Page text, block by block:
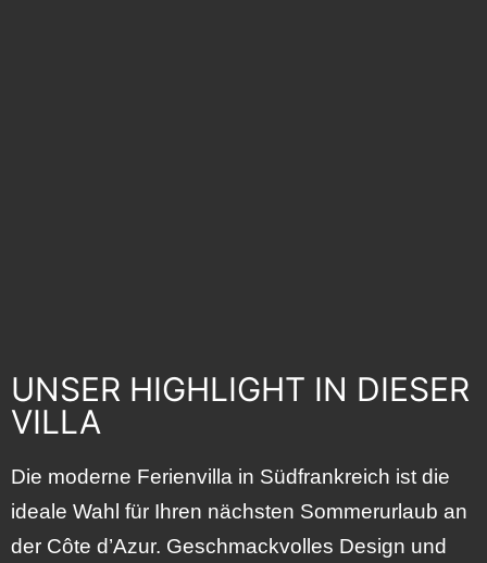
UNSER HIGHLIGHT IN DIESER
VILLA
Die moderne Ferienvilla in Südfrankreich ist die
ideale Wahl für Ihren nächsten Sommerurlaub an
der Côte d’Azur. Geschmackvolles Design und